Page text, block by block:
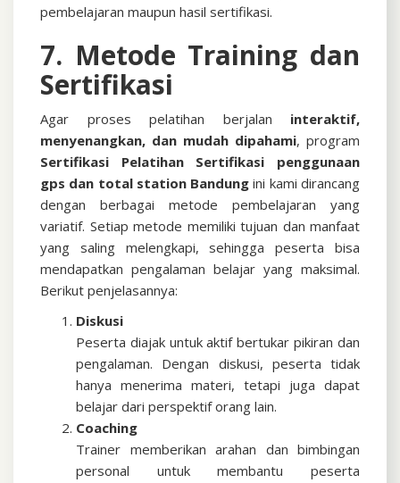
pembelajaran maupun hasil sertifikasi.
7. Metode Training dan
Sertifikasi
Agar proses pelatihan berjalan interaktif,
menyenangkan, dan mudah dipahami, program
Sertifikasi Pelatihan Sertifikasi penggunaan
gps dan total station Bandungini kami dirancang
dengan berbagai metode pembelajaran yang
variatif. Setiap metode memiliki tujuan dan manfaat
yang saling melengkapi, sehingga peserta bisa
mendapatkan pengalaman belajar yang maksimal.
Berikut penjelasannya:
Diskusi
Peserta diajak untuk aktif bertukar pikiran dan
pengalaman. Dengan diskusi, peserta tidak
hanya menerima materi, tetapi juga dapat
belajar dari perspektif orang lain.
Coaching
Trainer memberikan arahan dan bimbingan
personal untuk membantu peserta